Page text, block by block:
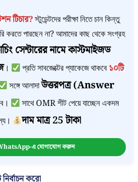
টিচার?স্টুডেন্টদের পরীক্ষা নিতে চান কিন্তু
করতে পারছেন না? আমাদের কাছ থেকে সংগ্রহ
সেন্টারের নামে কাস্টমাইজড
। প্রতি সাবজেক্টের প্যাকেজে থাকবে১০টি
সঙ্গে আলাদাউত্তরপত্র (Answer
সাথে OMR শীট পেয়ে যাচ্ছেন একদম
দাম মাত্র 25 টাকা
এ যোগাযোগ করুন
করো